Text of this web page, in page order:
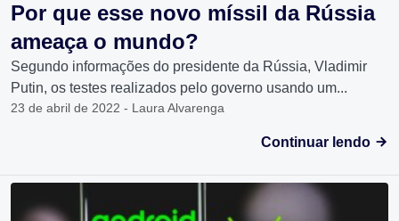
Por que esse novo míssil da Rússia
ameaça o mundo?
Segundo informações do presidente da Rússia, Vladimir
Putin, os testes realizados pelo governo usando um...
23 de abril de 2022 - Laura Alvarenga
Continuar lendo